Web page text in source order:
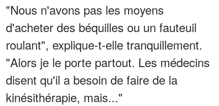
"Nous n'avons pas les moyens
d'acheter des béquilles ou un fauteuil
roulant", explique-t-elle tranquillement.
"Alors je le porte partout. Les médecins
disent qu'il a besoin de faire de la
kinésithérapie, mais..."